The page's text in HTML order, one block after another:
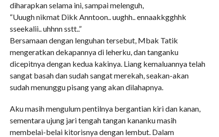
diharapkan selama ini, sampai melenguh,
“Uuugh nikmat Dikk Anntoon.. uughh.. ennaakkgghhk
sseekalii.. uhhnn sstt..”
Bersamaan dengan lenguhan tersebut, Mbak Tatik
mengeratkan dekapannya di leherku, dan tanganku
dicepitnya dengan kedua kakinya. Liang kemaluannya telah
sangat basah dan sudah sangat merekah, seakan-akan
sudah menunggu pisang yang akan dilahapnya.
Aku masih mengulum pentilnya bergantian kiri dan kanan,
sementara ujung jari tengah tangan kananku masih
membelai-belai kitorisnya dengan lembut. Dalam